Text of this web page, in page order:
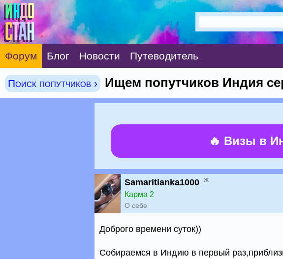
Форум Блог Новости Путеводитель
Поиск попутчиков › Ищем попутчиков Индия
🔥 Визы в
Samaritianka1000 ж
Карма 2
О себе
Доброго времени суток))
Собираемся в Индию в первый